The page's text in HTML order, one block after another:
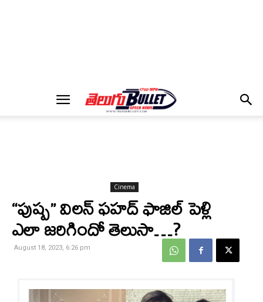
Cinema
“పుష్ప” విలన్ ఫహద్ ఫాజిల్ పెళ్లి
ఎలా జరిగిందో తెలుసా…?
August 18, 2023, 6:26 pm